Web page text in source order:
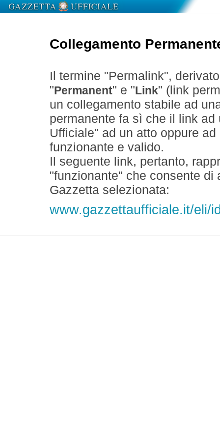
Collegamento
Il termine "Permalink",
" Permanent" e " Link" (link
un collegamento stabile ad
permanente fa sì che il link
Ufficiale" ad un atto oppure
funzionante e valido.
Il seguente link, pertanto,
"funzionante" che consente
Gazzetta selezionata:
www.gazzettaufficiale.it/eli/